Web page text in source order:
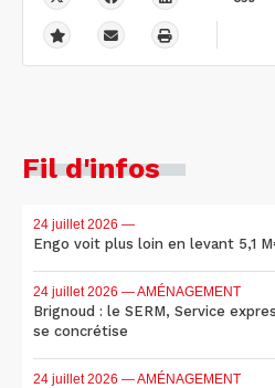
Fil d'infos
24 juillet 2026 —
Engo voit plus loin en levant 5,1
24 juillet 2026 — AMÉNAGEMENT
Brignoud : le SERM, Service
se concrétise
24 juillet 2026 — AMÉNAGEMENT